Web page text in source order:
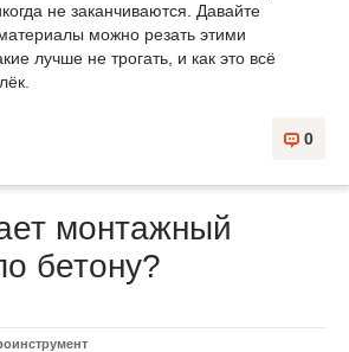
не заканчиваются. Давайте
можно резать этими
лучше не трогать, и как это всё
0
монтажный
бетону?